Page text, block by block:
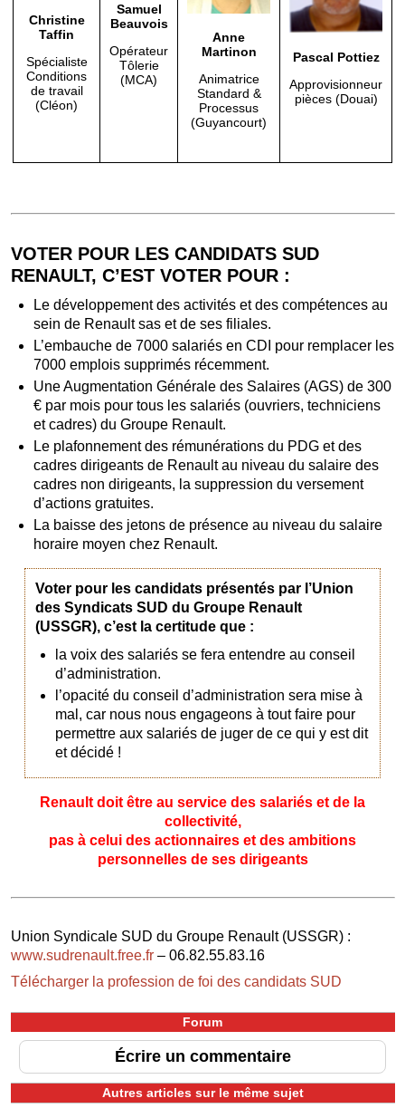
Christine
Taffin
Spécialiste
Conditions
de travail
(Cléon)
Samuel
Beauvois
Opérateur
Tôlerie
(MCA)
Anne
Martinon
Animatrice
Standard &
Processus
(Guyancourt)
Pascal Pottiez
Approvisionneur
pièces (Douai)
VOTER POUR LES CANDIDATS SUD
RENAULT, C’EST VOTER POUR :
Le développement des activités et des compétences au
sein de Renault sas et de ses filiales.
L’embauche de 7000 salariés en CDI pour remplacer les
7000 emplois supprimés récemment.
Une Augmentation Générale des Salaires (AGS) de 300
€ par mois pour tous les salariés (ouvriers, techniciens
et cadres) du Groupe Renault.
Le plafonnement des rémunérations du PDG et des
cadres dirigeants de Renault au niveau du salaire des
cadres non dirigeants, la suppression du versement
d’actions gratuites.
La baisse des jetons de présence au niveau du salaire
horaire moyen chez Renault.
Voter pour les candidats présentés par l’Union
des Syndicats SUD du Groupe Renault
(USSGR), c’est la certitude que :
la voix des salariés se fera entendre au conseil
d’administration.
l’opacité du conseil d’administration sera mise à
mal, car nous nous engageons à tout faire pour
permettre aux salariés de juger de ce qui y est dit
et décidé !
Renault doit être au service des salariés et de la
collectivité,
pas à celui des actionnaires et des ambitions
personnelles de ses dirigeants
Union Syndicale SUD du Groupe Renault (USSGR) :
www.sudrenault.free.fr– 06.82.55.83.16
Télécharger la profession de foi des candidats SUD
Forum
Écrire un commentaire
Autres articles sur le même sujet